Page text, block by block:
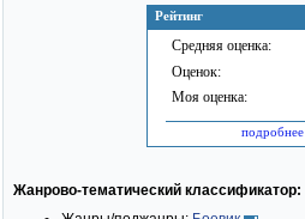
Рейтинг
Средняя оценка:
Оценок:
Моя оценка:
подробнее
Жанрово-тематический классификатор: